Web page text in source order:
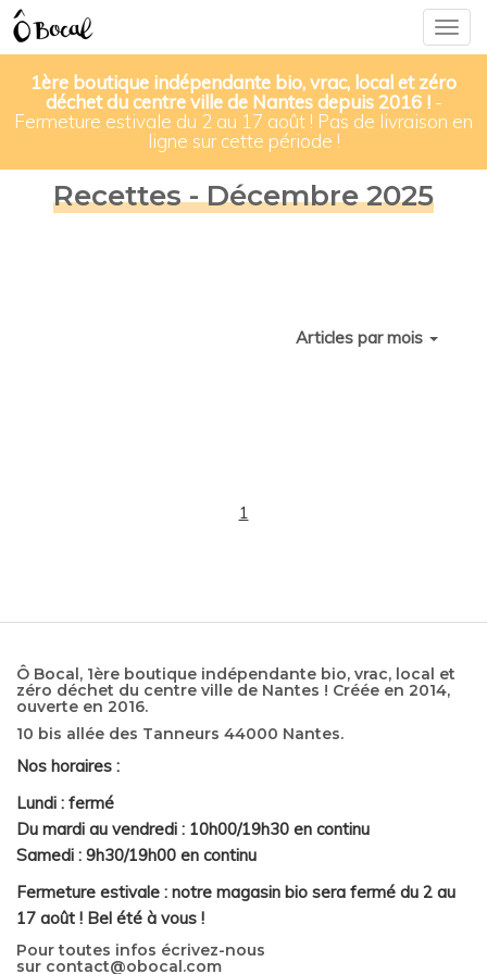
1ère boutique indépendante bio, vrac, local et zéro
déchet du centre ville de Nantes depuis 2016 ! -
Fermeture estivale du 2 au 17 août ! Pas de livraison en
ligne sur cette période !
Recettes - Décembre 2025
Articles par mois
1
Ô Bocal, 1ère boutique indépendante bio, vrac, local et
zéro déchet du centre ville de Nantes ! Créée en 2014,
ouverte en 2016.
10 bis allée des Tanneurs 44000 Nantes.
Nos horaires :
Lundi : fermé
Du mardi au vendredi : 10h00/19h30 en continu
Samedi : 9h30/19h00 en continu
Fermeture estivale : notre magasin bio sera fermé du 2 au
17 août ! Bel été à vous !
Pour toutes infos écrivez-nous
sur contact@obocal.com